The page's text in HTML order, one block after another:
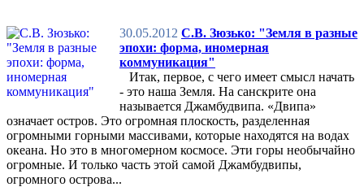
30.05.2012 С.В. Зюзько: "Земля в разные
эпохи: форма, иномерная
коммуникация"
Итак, первое, с чего имеет смысл начать
- это наша Земля. На санскрите она
называется Джамбудвипа. «Двипа»
означает остров. Это огромная плоскость, разделенная
огромными горными массивами, которые находятся на водах
океана. Но это в многомерном космосе. Эти горы необычайно
огромные. И только часть этой самой Джамбудвипы,
огромного острова...